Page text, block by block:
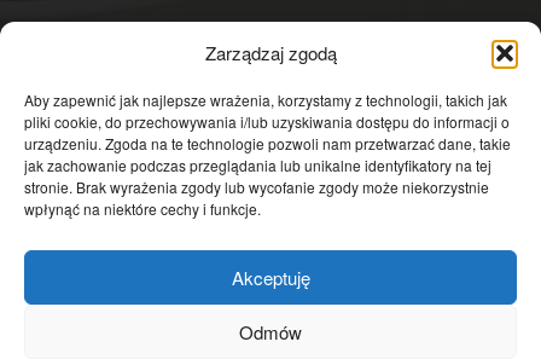
Zarządzaj zgodą
Aby zapewnić jak najlepsze wrażenia, korzystamy z technologii, takich jak
pliki cookie, do przechowywania i/lub uzyskiwania dostępu do informacji o
urządzeniu. Zgoda na te technologie pozwoli nam przetwarzać dane, takie
jak zachowanie podczas przeglądania lub unikalne identyfikatory na tej
stronie. Brak wyrażenia zgody lub wycofanie zgody może niekorzystnie
wpłynąć na niektóre cechy i funkcje.
Akceptuję
Odmów
Temat dnia
4601
Publicystyka
4363
Polityka
3639
Polska
Społeczeństwo
2823